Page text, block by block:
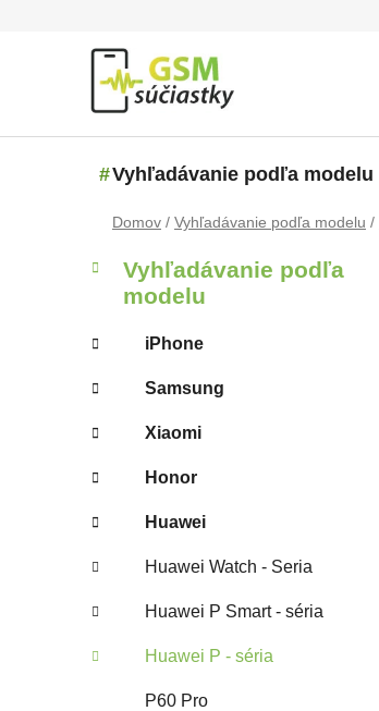
Vyhľadávanie podľa modelu
Domov / Vyhľadávanie podľa modelu /
Bočný panel
Kategórie
Vyhľadávanie podľa
modelu
iPhone
Samsung
Xiaomi
Honor
Huawei
Huawei Watch - Seria
Huawei P Smart - séria
Huawei P - séria
P60 Pro